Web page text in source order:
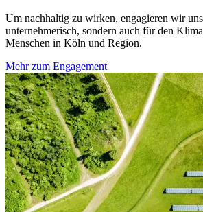
Um nachhaltig zu wirken, engagieren wir
unternehmerisch, sondern auch für den
Menschen in Köln und Region.
Mehr zum Engagement